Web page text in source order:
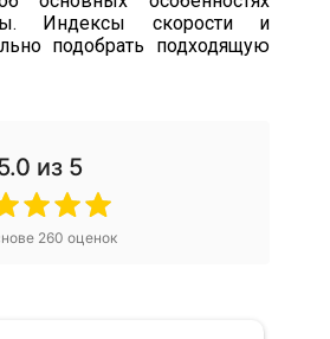
Индексы скорости и
подобрать подходящую
из 5
260 оценок